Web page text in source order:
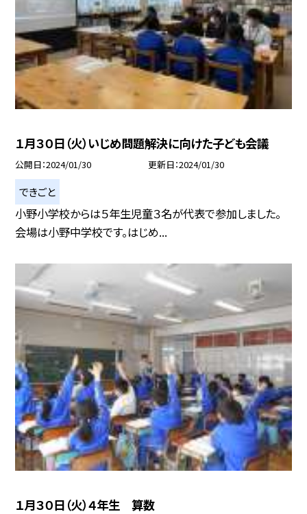
１月３０日（火）いじめ問題解決に向けた子ども会議
公開日 2024/01/30 更新日 2024/01/30
できごと
小野小学校からは５年生児童３名が代表で参加しました。
会場は小野中学校です。はじめ...
１月３０日（火）４年生 算数